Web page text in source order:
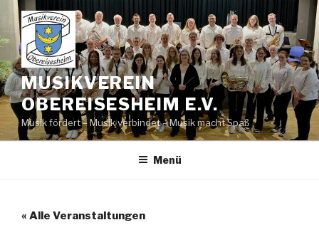
Zum
Inhalt
springen
MUSIKVEREIN
OBEREISESHEIM E.V.
Musik fördert – Musik verbindet – Musik macht Spaß
Menü
« Alle Veranstaltungen